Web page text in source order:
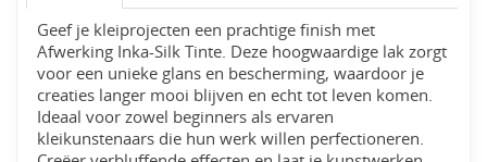
Geef je kleiprojecten een prachtige finish met
Afwerking Inka-Silk Tinte. Deze hoogwaardige lak zorgt
voor een unieke glans en bescherming, waardoor je
creaties langer mooi blijven en echt tot leven komen.
Ideaal voor zowel beginners als ervaren
kleikunstenaars die hun werk willen perfectioneren.